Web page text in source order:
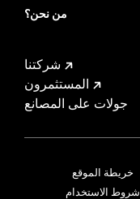
من نحن؟
شركتنا
المستثمرون
جولات على المصانع
خريطة الموقع
شروط الاستخدام